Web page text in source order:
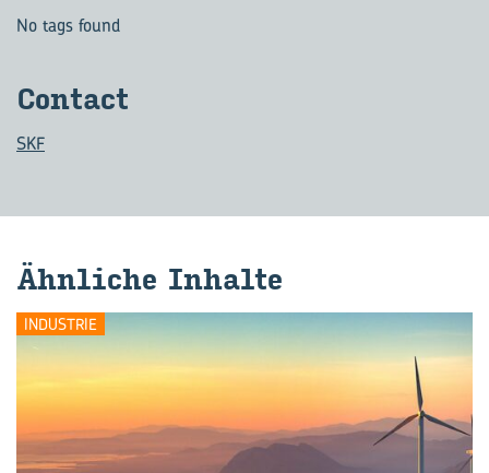
No tags found
Con­tact
SKF
Ähn­li­che In­hal­te
INDUSTRIE